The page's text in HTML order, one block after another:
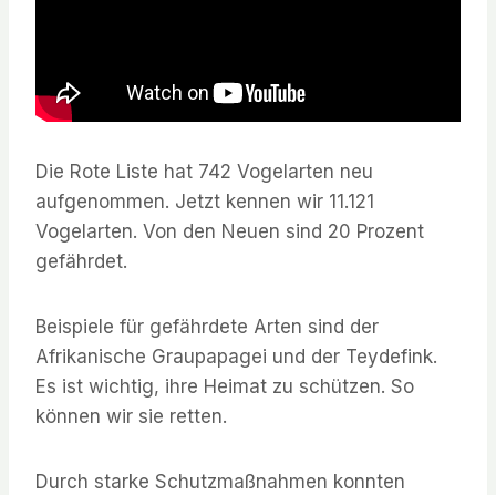
Die Rote Liste hat 742 Vogelarten neu
aufgenommen. Jetzt kennen wir 11.121
Vogelarten. Von den Neuen sind 20 Prozent
gefährdet.
Beispiele für gefährdete Arten sind der
Afrikanische Graupapagei und der Teydefink.
Es ist wichtig, ihre Heimat zu schützen. So
können wir sie retten.
Durch starke Schutzmaßnahmen konnten